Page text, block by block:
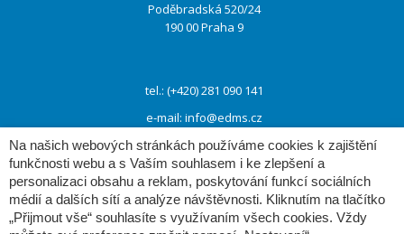
Poděbradská 520/24
190 00 Praha 9
tel.: (+420) 281 090 141
e-mail: info@edms.cz
www:www.e-dms.cz
www: www.digres.cz
Na našich webových stránkách používáme cookies k zajištění
funkčnosti webu a s Vaším souhlasem i ke zlepšení a
personalizaci obsahu a reklam, poskytování funkcí sociálních
médií a dalších sítí a analýze návštěvnosti. Kliknutím na tlačítko
„Přijmout vše“ souhlasíte s využívaním všech cookies. Vždy